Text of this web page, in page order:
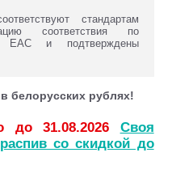
стандартам
соответствия по
ЕАС и подтверждены
белорусских рублях!
до 31.08.2026 Своя
со скидкой до